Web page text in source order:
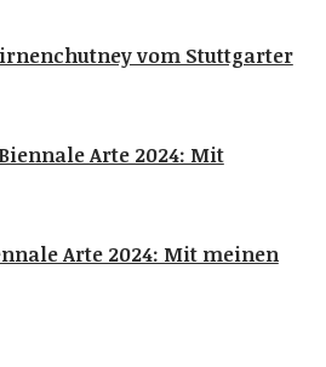
vom Stuttgarter
Biennale Arte 2024: Mit
Arte 2024: Mit meinen